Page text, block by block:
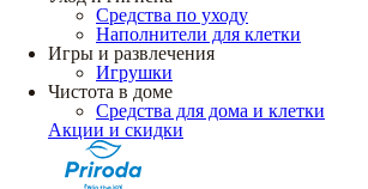
Средства по уходу
Наполнители для клетки
Игры и развлечения
Игрушки
Чистота в доме
Средства для дома и клетки
Акции и скидки